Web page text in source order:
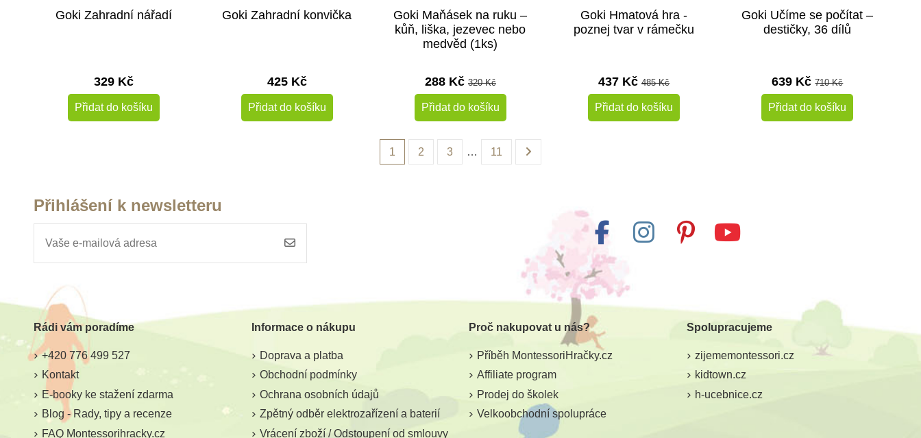
Goki Zahradní nářadí
329 Kč
Přidat do košíku
Goki Zahradní konvička
425 Kč
Přidat do košíku
Goki Maňásek na ruku –
kůň, liška, jezevec nebo
medvěd (1ks)
288 Kč 320 Kč
Přidat do košíku
Goki Hmatová hra -
poznej tvar v rámečku
437 Kč485 Kč
Přidat do košíku
Goki Učíme se počítat –
destičky, 36 dílů
639 Kč710 Kč
Přidat do košíku
1 2 3 … 11
Přihlášení k newsletteru
Rádi vám poradíme
+420 776 499 527
Kontakt
E-booky ke stažení zdarma
Blog - Rady, tipy a recenze
FAQ Montessorihracky.cz
Informace o nákupu
Doprava a platba
Obchodní podmínky
Ochrana osobních údajů
Zpětný odběr elektrozařízení a baterií
Vrácení zboží / Odstoupení od smlouvy
Proč nakupovat u nás?
Příběh MontessoriHračky.cz
Affiliate program
Prodej do školek
Velkoobchodní spolupráce
Spolupracujeme
zijememontessori.cz
kidtown.cz
h-ucebnice.cz